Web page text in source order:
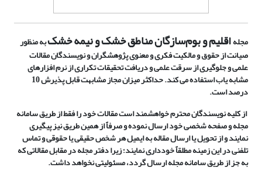
مجلهاقلیم و بوم‌سازگان مناطق خشک و نیمه خشکبه منظور
صیانت از حقوق و مالکیت فکری و معنوی پژوهشگران و نویسندگان مقالات
علمی و جلوگیری از سرقت علمی و دریافت تحقیقات تکراری از نرم افزارهای
مشابه یاب استفاده می کند. حداکثر میزان مجاز مشابهت قابل پذیرش 10
درصد است.
از کلیه نویسندگان محترم خواهشمند است مقالات خود را فقط از طریق سامانه
مجله و صفحه شخصی خود ارسال نموده و صرفاً از همین طریق نیز پیگیری
نمایند و از تحویل یا ارسال مقاله به ایمیل هر شخص حقیقی یا حقوقی و تماس
تلفنی در این زمینه مطلقاً خودداری نمایند؛ زیرا دفتر مجله در مقابل مقالاتی که
به جز از طریق سامانه مجله ارسال گردد، مسئولیتی نخواهد داشت.